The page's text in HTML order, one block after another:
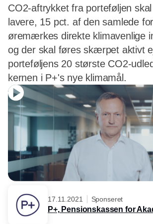
CO2-aftrykket fra porteføljen
lavere, 15 pct. af den samlede
øremærkes direkte klimavenlige
og der skal føres skærpet aktivt
porteføljens 20 største CO2-
kernen i P+'s nye klimamål.
17.11.2021 Sponseret
P+, Pensionskassen for